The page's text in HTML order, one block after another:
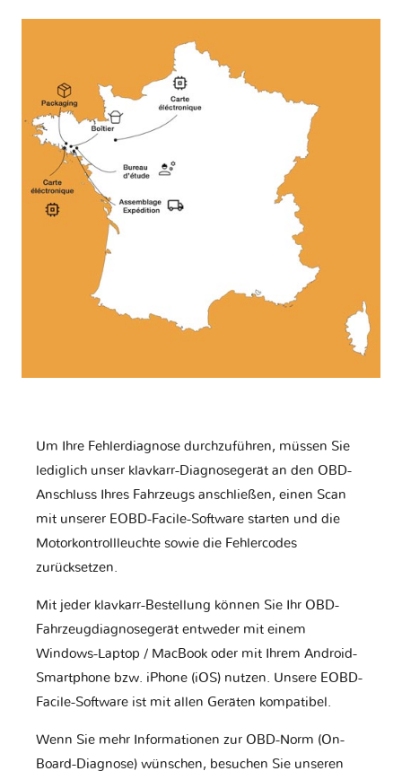
Um Ihre Fehlerdiagnose durchzuführen, müssen Sie
lediglich unser klavkarr-Diagnosegerät an den OBD-
Anschluss Ihres Fahrzeugs anschließen, einen Scan
mit unserer EOBD-Facile-Software starten und die
Motorkontrollleuchte sowie die Fehlercodes
zurücksetzen.
Mit jeder klavkarr-Bestellung können Sie Ihr OBD-
Fahrzeugdiagnosegerät entweder mit einem
Windows-Laptop / MacBook oder mit Ihrem Android-
Smartphone bzw. iPhone (iOS) nutzen. Unsere EOBD-
Facile-Software ist mit allen Geräten kompatibel.
Wenn Sie mehr Informationen zur OBD-Norm (On-
Board-Diagnose) wünschen, besuchen Sie unseren